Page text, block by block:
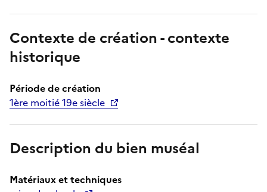
Contexte de création - contexte
historique
Période de création
1ère moitié 19e siècle
Description du bien muséal
Matériaux et techniques